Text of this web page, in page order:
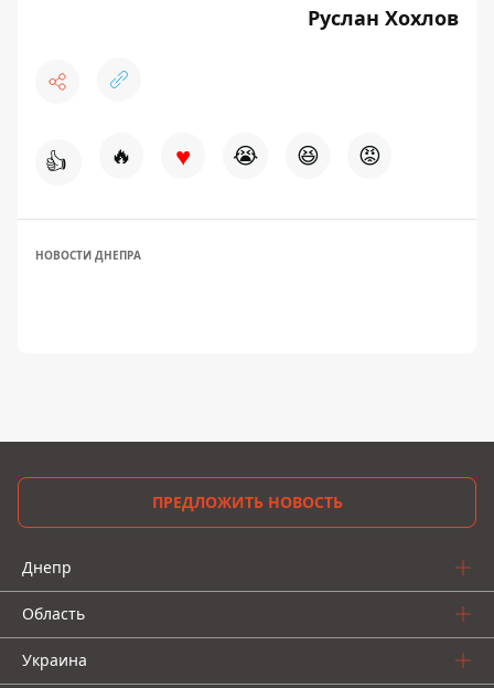
Руслан Хохлов
👍 🔥 ♥ 😭 😆 😡
НОВОСТИ ДНЕПРА
ПРЕДЛОЖИТЬ НОВОСТЬ
Днепр
Область
Украина